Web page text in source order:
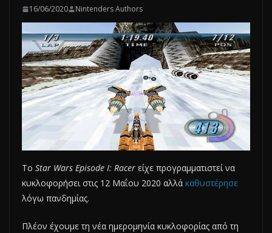
16/06/2020 Nintenders Authors
Το Star Wars Episode I: Racer είχε προγραμματιστεί να
κυκλοφορήσει στις 12 Μαΐου 2020 αλλά καθυστέρησε
λόγω πανδημίας.
Πλέον έχουμε τη νέα ημερομηνία κυκλοφορίας από τη